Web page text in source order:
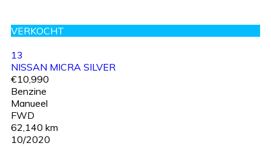
VERKOCHT
13
NISSAN MICRA SILVER
€10,990
Benzine
Manueel
FWD
62,140 km
10/2020